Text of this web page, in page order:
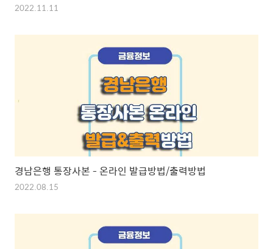
2022.11.11
경남은행 통장사본 - 온라인 발급방법/출력방법
2022.08.15